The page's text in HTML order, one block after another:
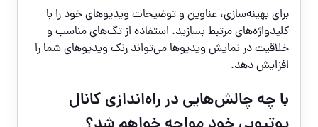
برای بهینه‌سازی، عناوین و توضیحات ویدیوهای خود را با
کلیدواژه‌های مرتبط بسازید. استفاده از تگ‌های مناسب و
خلاقیت در نمایش ویدیوها می‌تواند رنک ویدیوهای شما را
افزایش دهد.
با چه چالش‌هایی در راه‌اندازی کانال